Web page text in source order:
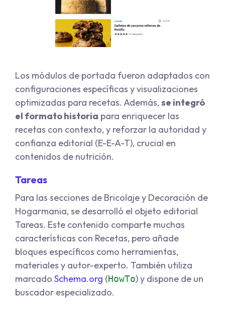
Los módulos de portada fueron adaptados con
configuraciones específicas y visualizaciones
optimizadas para recetas. Además, se integró
el formato historia para enriquecer las
recetas con contexto, y reforzar la autoridad y
confianza editorial (E-E-A-T), crucial en
contenidos de nutrición.
Tareas
Para las secciones de Bricolaje y Decoración de
Hogarmania, se desarrolló el objeto editorial
Tareas. Este contenido comparte muchas
características con Recetas, pero añade
bloques específicos como herramientas,
materiales y autor-experto. También utiliza
marcado Schema.org (HowTo) y dispone de un
buscador especializado.